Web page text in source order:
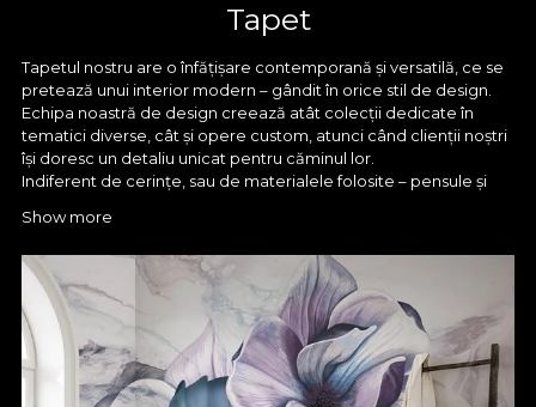
Tapet
Tapetul nostru are o înfățișare contemporană și versatilă, ce se
pretează unui interior modern – gândit în orice stil de design.
Echipa noastră de design creează atât colecții dedicate în
tematici diverse, cât și opere custom, atunci când clienții noștri
își doresc un detaliu unicat pentru căminul lor.
Indiferent de cerințe, sau de materialele folosite – pensule și
conturat de designerii VLAdiLA pornește în primul rând cu un
atenție la detalii, mult drag și răbdare, alimentat de satisfacția și
fericirea celor ce ne aleg sa le colorăm un “acasă” al visurilor lor.
Show more